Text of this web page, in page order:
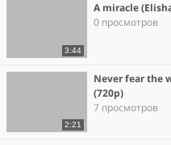
3:44
A miracle
0 просмотров
2:21
Never fear the
(720p)
7 просмотров